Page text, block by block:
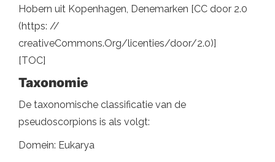
Hobern uit Kopenhagen, Denemarken [CC door 2.0
(https: //
creativeCommons.Org/licenties/door/2.0)]
[TOC]
Taxonomie
De taxonomische classificatie van de
pseudoscorpions is als volgt:
Domein: Eukarya